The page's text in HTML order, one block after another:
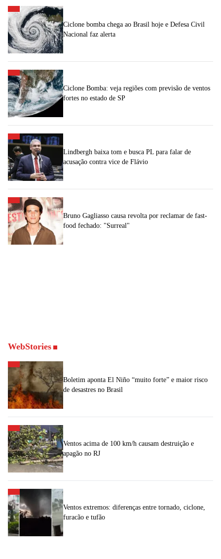
Ciclone bomba chega ao Brasil hoje e Defesa Civil
Nacional faz alerta
Ciclone Bomba: veja regiões com previsão de ventos
fortes no estado de SP
Lindbergh baixa tom e busca PL para falar de
acusação contra vice de Flávio
Bruno Gagliasso causa revolta por reclamar de fast-
food fechado: "Surreal"
WebStories
Boletim aponta El Niño “muito forte” e maior risco
de desastres no Brasil
Ventos acima de 100 km/h causam destruição e
apagão no RJ
Ventos extremos: diferenças entre tornado, ciclone,
furacão e tufão